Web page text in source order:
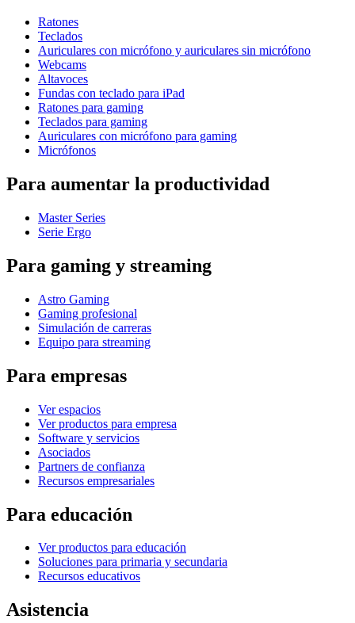
Ratones
Teclados
Auriculares con micrófono y auriculares sin micrófono
Webcams
Altavoces
Fundas con teclado para iPad
Ratones para gaming
Teclados para gaming
Auriculares con micrófono para gaming
Micrófonos
Para aumentar la productividad
Master Series
Serie Ergo
Para gaming y streaming
Astro Gaming
Gaming profesional
Simulación de carreras
Equipo para streaming
Para empresas
Ver espacios
Ver productos para empresa
Software y servicios
Asociados
Partners de confianza
Recursos empresariales
Para educación
Ver productos para educación
Soluciones para primaria y secundaria
Recursos educativos
Asistencia